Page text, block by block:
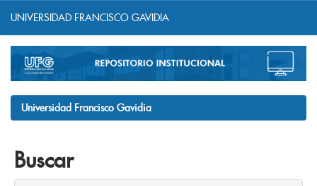
navigation
UNIVERSIDAD FRANCISCO GAVIDIA
Universidad Francisco Gavidia
Buscar